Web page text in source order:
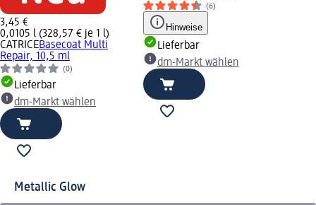
3,45 €
0,0105 l (328,57 € je 1 l)
CATRICEBasecoat Multi
Repair, 10,5 ml
(0)
Lieferbar
dm-Markt wählen
(6)
Hinweise
Lieferbar
dm-Markt wählen
Metallic Glow